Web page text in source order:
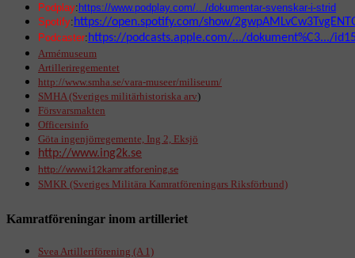
Podplay: https://www.podplay.com/.../dokumentar-svenskar-i-strid
Spotify: https://open.spotify.com/show/
Podcaster: https://podcasts.apple.com/.../dokument%C3.../
Armémuseum
Artilleriregementet
http://www.smha.se/vara-museer/miliseum/
SMHA (Sveriges militärhistoriska arv)
Försvarsmakten
Officersinfo
Göta ingenjörregemente, Ing 2, Eksjö
http://www.ing2k.se
http://www.i12kamratforening.se
SMKR (Sveriges Militära Kamratföreningars Riksförbund)
Kamratföreningar inom artilleriet
Svea Artilleriförening (A 1)